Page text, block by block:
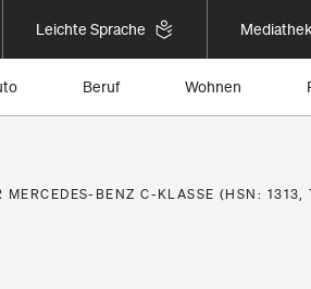
Leichte Sprache Mediathek
Beruf Wohnen
MERCEDES-BENZ C-KLASSE (HSN: 1313,